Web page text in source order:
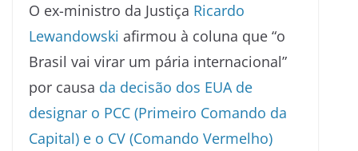
O ex-ministro da Justiça Ricardo
Lewandowski afirmou à coluna que “o
Brasil vai virar um pária internacional”
por causa da decisão dos EUA de
designar o PCC (Primeiro Comando da
Capital) e o CV (Comando Vermelho)